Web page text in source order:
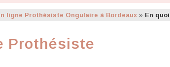
ligne Prothésiste Ongulaire à Bordeaux » En
Prothésiste